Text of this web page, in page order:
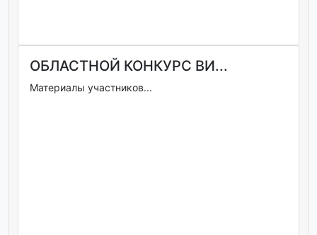
ОБЛАСТНОЙ КОНКУРС ВИ...
Материалы участников...